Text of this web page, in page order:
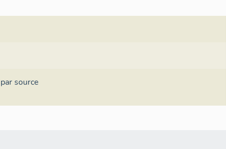
les établissements Pomagalski du nouveau télésiège de
coupole ; des éléments en ciment préfabriqués sont posés
source